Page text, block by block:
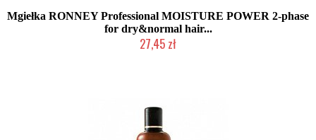
Mgiełka RONNEY Professional MOISTURE POWER 2-phase
for dry&normal hair...
27,45 zł